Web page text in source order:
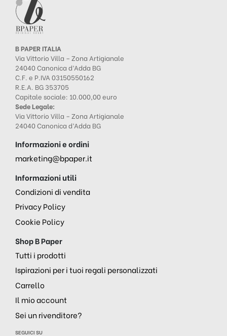
B PAPER ITALIA
Via Vittorio Villa – Zona Artigianale
24040 Canonica d’Adda BG
C.F. e P.IVA 03150550162
R.E.A. BG 353705
Capitale sociale: 10.000,00 euro
Sede Legale:
Via Vittorio Villa – Zona Artigianale
24040 Canonica d’Adda BG
Informazioni e ordini
marketing@bpaper.it
Informazioni utili
Condizioni di vendita
Privacy Policy
Cookie Policy
Shop B Paper
Tutti i prodotti
Ispirazioni per i tuoi regali personalizzati
Carrello
Il mio account
Sei un rivenditore?
SEGUICI SU